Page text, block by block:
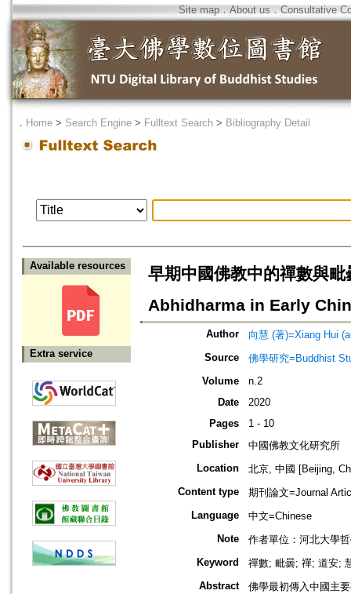
Site map．About us ． Consultative
． Home > Search Engine > Fulltext Search > Bibliography Detail
Available resources
Extra service
早期中國佛教中的禪數與
Abhidharma in Early
Author
向慧 (著)=Xiang Hui
Source
佛學研究=Buddhist
Volume
n.2
Date
2020
Pages
1 - 10
Publisher
中國佛教文化研究所
Location
北京, 中國 [Beijing,
Content type
期刊論文=Journal
Language
中文=Chinese
Note
作者單位：河北大學
Keyword
禪數; 毗曇; 禪; 道安;
Abstract
佛學最初傳入中國主